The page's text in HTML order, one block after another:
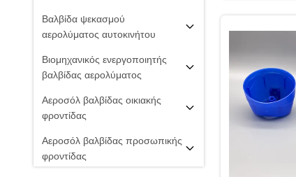
Βαλβίδα ψεκασμού
αερολύματος αυτοκινήτου
Βιομηχανικός ενεργοποιητής
βαλβίδας αερολύματος
Αεροσόλ βαλβίδας οικιακής
φροντίδας
Αεροσόλ βαλβίδας προσωπικής
φροντίδας